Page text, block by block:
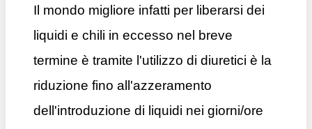
Il mondo migliore infatti per liberarsi dei
liquidi e chili in eccesso nel breve
termine è tramite l'utilizzo di diuretici è la
riduzione fino all'azzeramento
dell'introduzione di liquidi nei giorni/ore